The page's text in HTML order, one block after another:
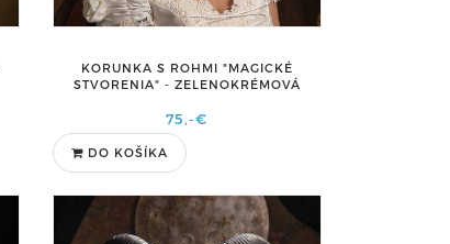
KORUNKA S ROHMI "MAGICKÉ
STVORENIA" - ZELENOKRÉMOVÁ
75,-€
DO KOŠÍKA